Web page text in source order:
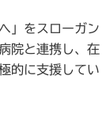
」をスローガン
院と連携し、在
的に支援してい